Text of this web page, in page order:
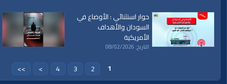
حوار استثنائي : الأوضاع في
السودان والأهداف
الأمريكية
التاريخ: 08/02/2026
1
2
3
4
>
>>